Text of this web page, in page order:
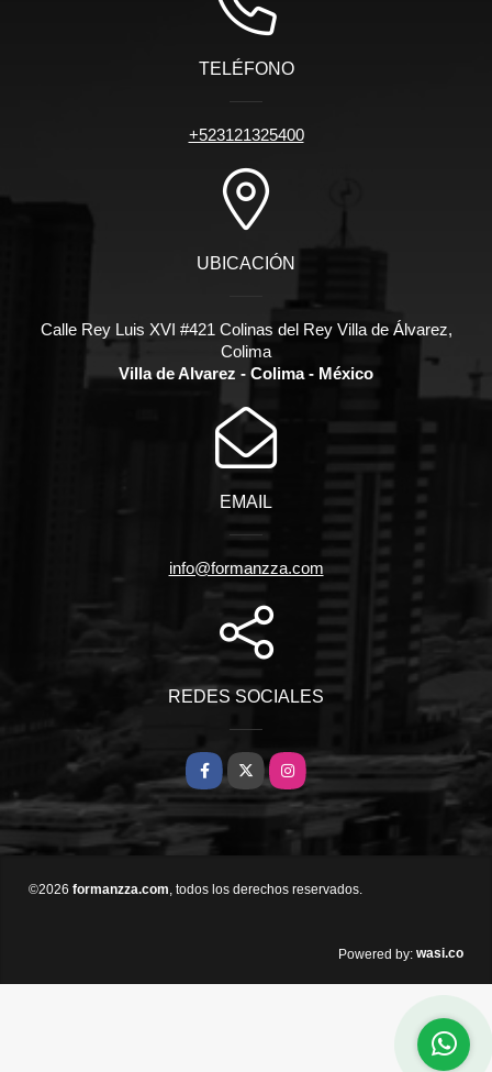
TELÉFONO
+523121325400
UBICACIÓN
Calle Rey Luis XVI #421 Colinas del Rey Villa de Álvarez,
Colima
Villa de Alvarez - Colima - México
EMAIL
info@formanzza.com
REDES SOCIALES
Facebook
X Instagram
©2026 formanzza.com, todos los derechos reservados.
Powered by: wasi.co